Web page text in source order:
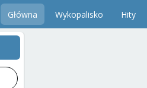
Główna Wykopalisko Hity